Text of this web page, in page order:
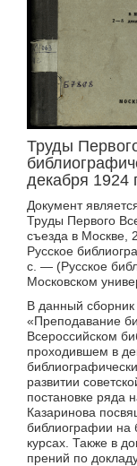
Труды
декабря 1924
Документ
Труды Первого
съезда в Москве,
Русское
с. — (Русское
Московском
В данный
«Преподавание
Всероссийском
проходившем в
развитии
постановке ряда
Казаринова
библиографии на
курсах. Также в
прений по